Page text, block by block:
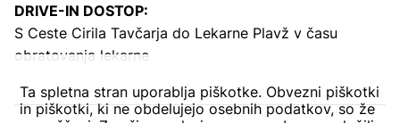
DRIVE-IN DOSTOP:
S Ceste Cirila Tavčarja do Lekarne Plavž v času
obratovanja lekarne
Ta spletna stran uporablja piškotke. Obvezni piškotki
in piškotki, ki ne obdelujejo osebnih podatkov, so že